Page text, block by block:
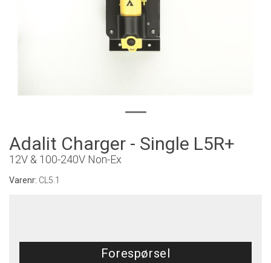
Adalit Charger - Single L5R+
12V & 100-240V Non-Ex
Varenr: CL5.1
Forespørsel